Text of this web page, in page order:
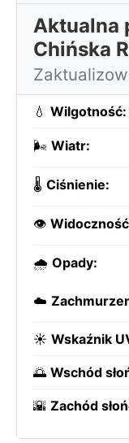
Aktualna
Chińska
💧 Wilgotność:
🌬️ Wiatr:
🌡️ Ciśnienie:
👁️
🌧️ Opady:
☁️
☀️ Wskaźnik
🌅 Wschód
🌇 Zachód